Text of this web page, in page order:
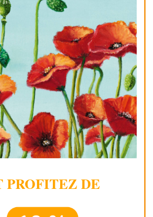
PROFITEZ DE